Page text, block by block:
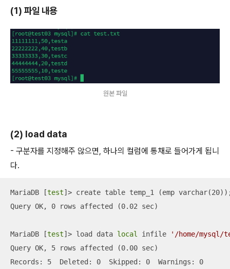
(1) 파일 내용
원본 파일
(2) load data
- 구분자를 지정해주 않으면, 하나의 컬럼에 통채로 들어가게 됩니
다.
MariaDB [test]> create table temp_1 (emp
Query OK, 0 rows affected (0.02 sec)
MariaDB [test]> load data local infile
'/home/
Query OK, 5 rows affected (0.00 sec)
Records: 5  Deleted: 0  Skipped: 0  Warnings: 0